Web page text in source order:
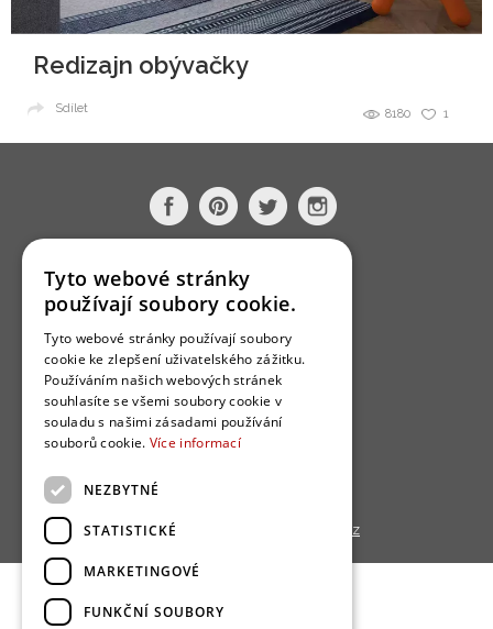
Redizajn obývačky
1
8180
Sdílet
O nás
Bydlo programy
Jak se zapojit?
Uživatelské podmínky
Ochrana osobních údajú
Cookies
Copyright © 2013 - 2026, Bydlo.cz
Tyto webové stránky
používají soubory cookie.
Tyto webové stránky používají soubory
cookie ke zlepšení uživatelského zážitku.
Používáním našich webových stránek
souhlasíte se všemi soubory cookie v
souladu s našimi zásadami používání
souborů cookie. Více informací
NEZBYTNÉ
STATISTICKÉ
MARKETINGOVÉ
FUNKČNÍ SOUBORY